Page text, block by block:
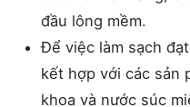
đầu lông mềm.
Để việc làm sạch
kết hợp với các sản
khoa và nước súc